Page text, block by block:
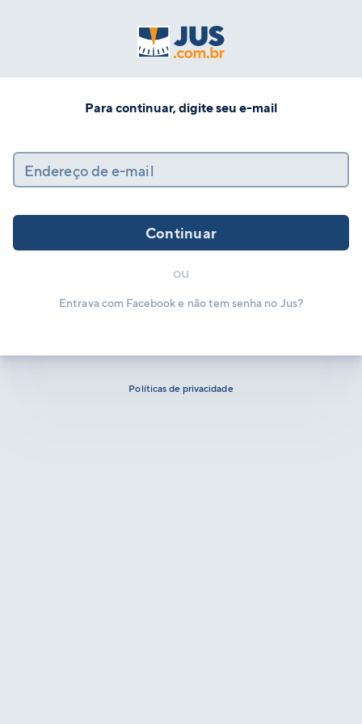
Para continuar, digite seu e-mail
Endereço de e-mail
Continuar
ou
Entrava com Facebook e não tem senha no Jus?
Políticas de privacidade